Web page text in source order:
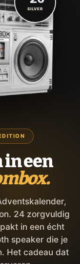
een
24 zorgvuldig
in een écht
speaker die je
Het cadeau dat
SILVER